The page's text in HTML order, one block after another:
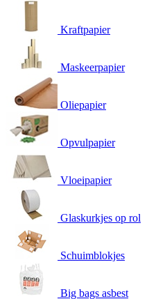
Kraftpapier
Maskeerpapier
Oliepapier
Opvulpapier
Vloeipapier
Glaskurkjes op rol
Schuimblokjes
Big bags asbest